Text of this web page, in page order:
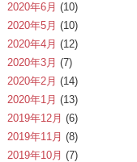
2020年6月 (10)
2020年5月 (10)
2020年4月 (12)
2020年3月 (7)
2020年2月 (14)
2020年1月 (13)
2019年12月 (6)
2019年11月 (8)
2019年10月 (7)